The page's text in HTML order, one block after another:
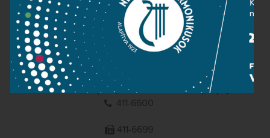
NEMZETI
FILHARMONIKUSOK
1095 Budapest, Komor Marcell u. 1. (Müpa)
411-6600
411-6699